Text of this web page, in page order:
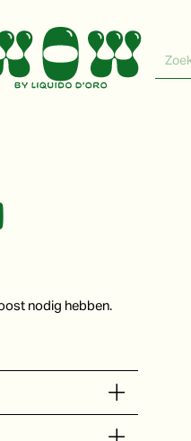
nodig hebben.